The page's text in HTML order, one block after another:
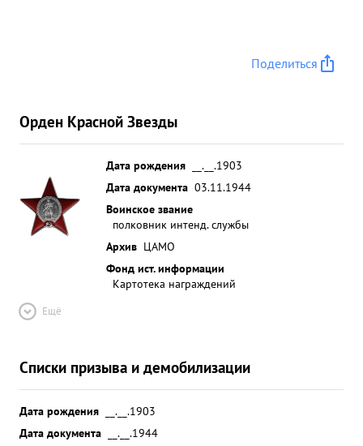
Поделиться
Орден Красной Звезды
Дата рождения
__.__.1903
Дата документа 03.11.1944
Воинское звание
полковник интенд. службы
Архив ЦАМО
Фонд ист. информации
Картотека награждений
Ещё
Списки призыва и демобилизации
Дата рождения
__.__.1903
Дата документа
__.__.1944